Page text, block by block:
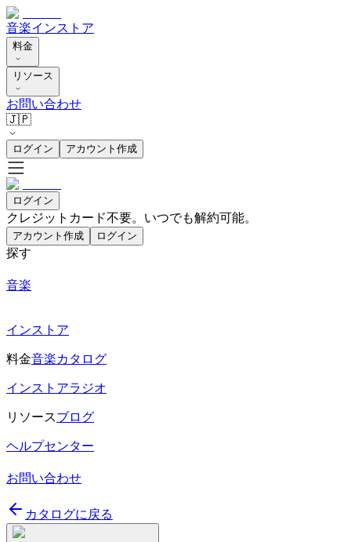
音楽インストア
料金
リソース
お問い合わせ
🇯🇵
ログイン アカウント作成
ログイン
クレジットカード不要。いつでも解約可能。
アカウント作成 ログイン
探す
音楽
インストア
料金音楽カタログ
インストアラジオ
リソースブログ
ヘルプセンター
お問い合わせ
カタログに戻る